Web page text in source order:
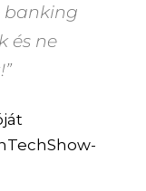
banking
és ne